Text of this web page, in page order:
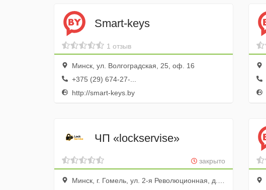
Smart-keys
1 отзыв
Минск, ул. Волгоградская, 25, оф. 16
+375 (29) 674-27-...
http://smart-keys.by
ЧП «lockservise»
закрыто
Минск, г. Гомель, ул. 2-я Революционная, д. 8, к2-6, Офис 1